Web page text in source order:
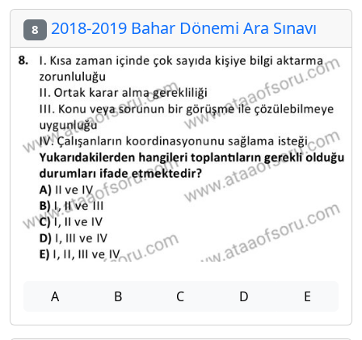
8 2018-2019 Bahar Dönemi Ara Sınavı
A B C D E